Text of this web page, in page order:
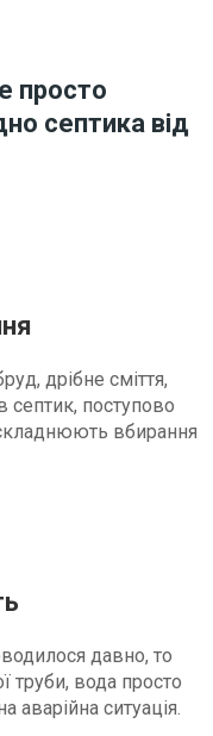
просто
септика від
дрібне сміття,
септик, поступово
вбирання
давно, то
труби, вода просто
аварійна ситуація.